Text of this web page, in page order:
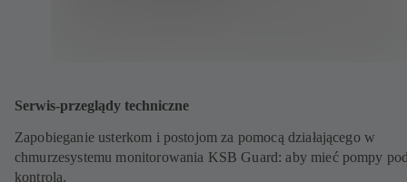
Serwis-przeglądy techniczne
Zapobieganie usterkom i postojom za pomocą działającego w
chmurzesystemu monitorowania KSB Guard: aby mieć pompy
kontrolą.